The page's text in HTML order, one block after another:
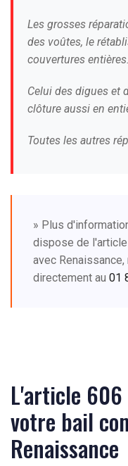
Les grosses
des voûtes, le
couvertures entières.
Celui des digues et
clôture aussi en
Toutes les autres
» Plus
dispose de
avec
directement au 01
L'article 606
votre bail
Renaissance